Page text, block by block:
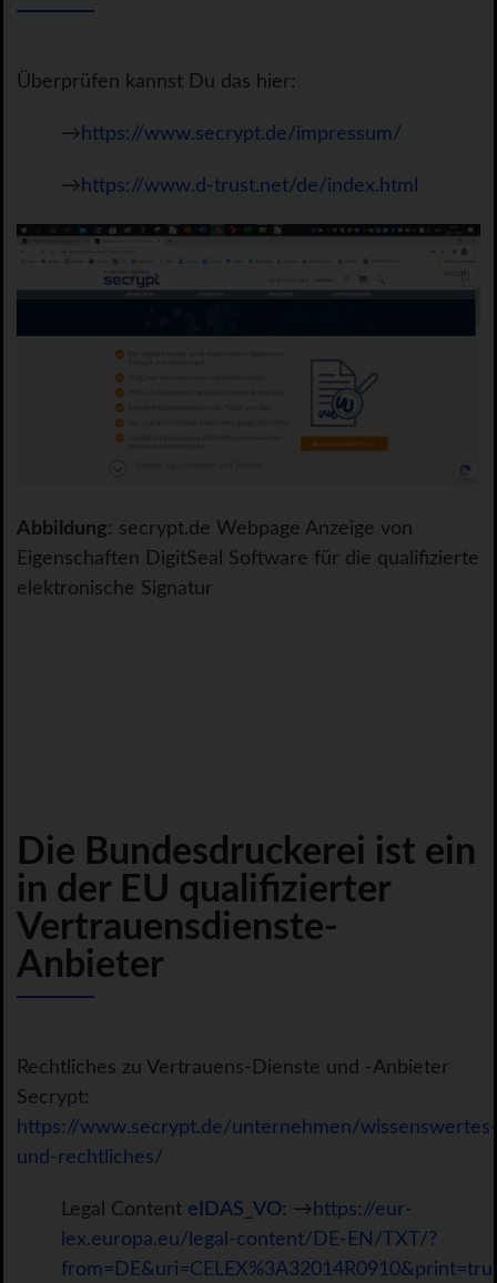
Überprüfen kannst Du das hier:
→ https://www.secrypt.de/impressum/
→ https://www.d-trust.net/de/index.html
Abbildung: secrypt.de Webpage Anzeige von
Eigenschaften DigitSeal Software für die qualifizierte
elektronische Signatur
Die Bundesdruckerei ist ein
in der EU qualifizierter
Vertrauensdienste-
Anbieter
Rechtliches zu Vertrauens-Dienste und -Anbieter
Secrypt:
https://www.secrypt.de/unternehmen/wissenswertes-
und-rechtliches/
Legal Content eIDAS_VO: → https://eur-
lex.europa.eu/legal-content/DE-EN/TXT/?